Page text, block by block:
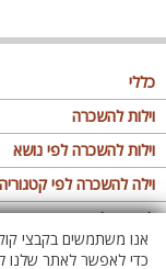
כללי
מגזין
פרסום באתר
תקנון
מדיניות פרטיות
וילות להשכרה
וילות בצפון
וילות במרכז
וילות בדרום
וילות באילת
וילות להשכרה לפי נושא
וילה לזוגות
וילות למשפחות
וילות לציבור הדתי
וילה להשכרה לפי קטגוריה
וילות עם בריכה
וילה עם בריכה מחוממת
לופטים להשכרה
לופט
אנו משתמשים בקבצי
כדי לאפשר לאתר שלנו